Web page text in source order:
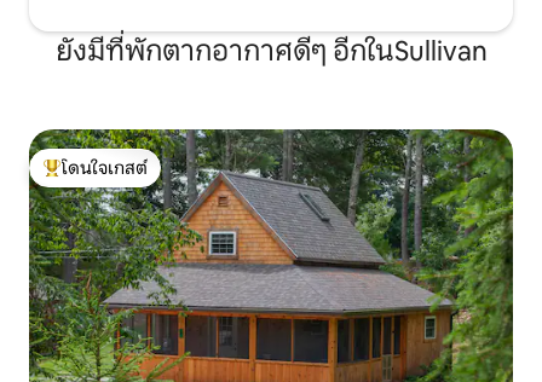
ยังมีที่พักตากอากาศดีๆ อีกในSullivan
โดนใจเกสต์ที่สุด
โดนใจเกสต์